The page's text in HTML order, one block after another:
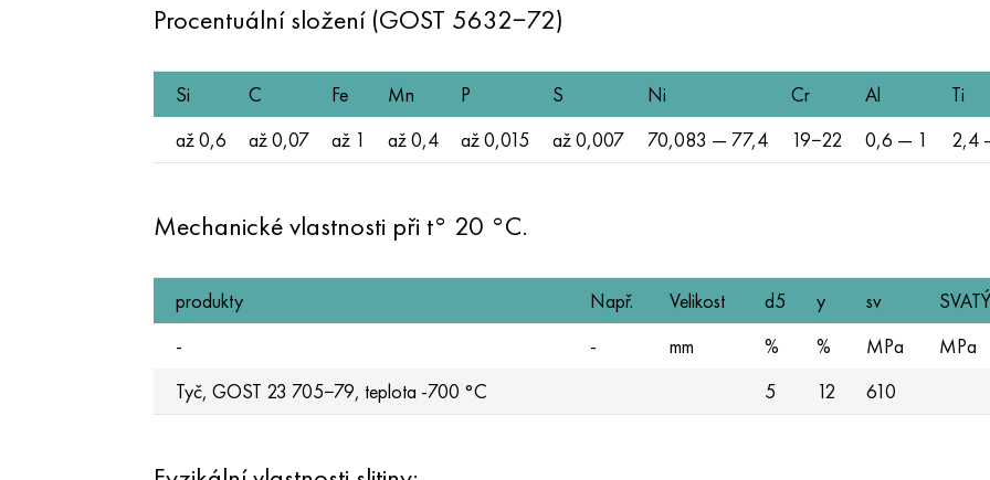
Procentuální složení (GOST 5632−72)
Si C Fe Mn P S Ni Cr Al Ti
až 0,6
až 0,07 až 1 až 0,4 až 0,015 až 0,007 70,083 — 77,4 19−22 0,6 — 1 2,4
Mechanické vlastnosti při t° 20 °C.
produkty Např. Velikost d5 y sv SVATÝ
-
- mm % % MPa MPa
Tyč, GOST 23 705−79, teplota -700 °C
5 12 610